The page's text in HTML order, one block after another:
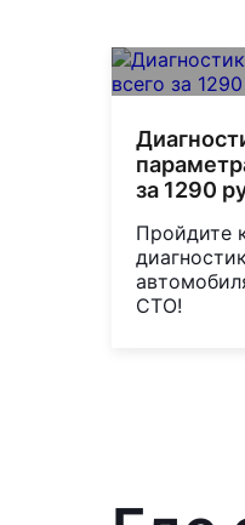
за 1290
Пройдите
СТО!